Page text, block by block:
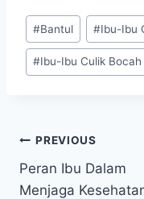
Post
Tags:
#Bantul #Ibu-Ibu
#Ibu-Ibu Culik Bocah
Post
navigation
PREVIOUS
Peran Ibu Dalam
Menjaga